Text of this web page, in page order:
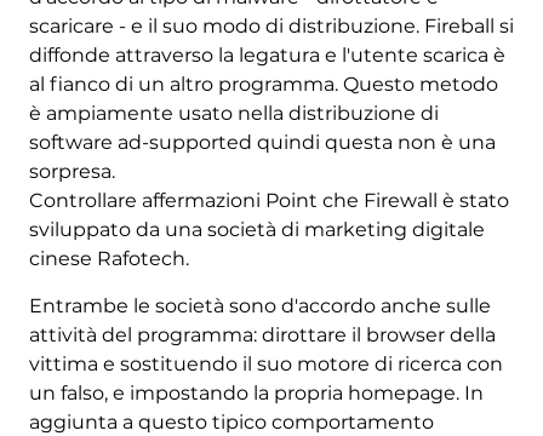
scaricare - e il suo modo di distribuzione. Fireball si
diffonde attraverso la legatura e l'utente scarica è
al fianco di un altro programma. Questo metodo
è ampiamente usato nella distribuzione di
software ad-supported quindi questa non è una
sorpresa.
Controllare affermazioni Point che Firewall è stato
sviluppato da una società di marketing digitale
cinese Rafotech.
Entrambe le società sono d'accordo anche sulle
attività del programma: dirottare il browser della
vittima e sostituendo il suo motore di ricerca con
un falso, e impostando la propria homepage. In
aggiunta a questo tipico comportamento